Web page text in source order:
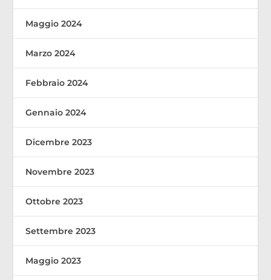
Maggio 2024
Marzo 2024
Febbraio 2024
Gennaio 2024
Dicembre 2023
Novembre 2023
Ottobre 2023
Settembre 2023
Maggio 2023